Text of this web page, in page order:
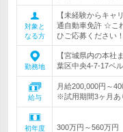
対象と
なる方
【未経験からキ
通自動車免許 ☆こ
ひご応募ください！
勤務地
【宮城県内の本社
葉区中央4-7-17ベ
給与
月給200,000円～
※試用期間3ヶ月あ
初年度
300万円～560万円